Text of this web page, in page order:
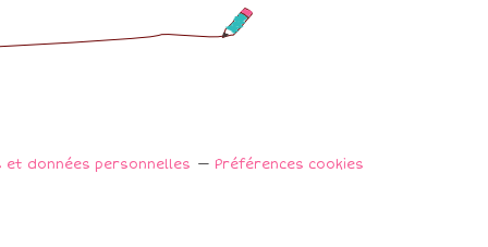
et données personnelles Préférences cookies